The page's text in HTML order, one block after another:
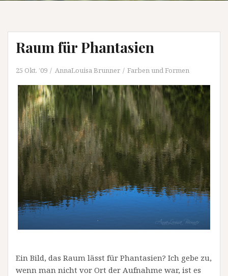
Raum für Phantasien
25 Okt. ’09 AnnaLouisa Brunner Farben und Formen
Ein Bild, das Raum lässt für Phantasien? Ich gebe zu,
wenn man nicht vor Ort der Aufnahme war, ist es